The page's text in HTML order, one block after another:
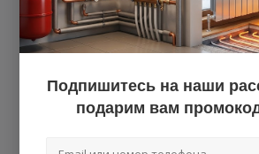
О нас
Наши объекты
Оптовым клиентам
Монтажникам
Подпишитесь на наши
подарим вам